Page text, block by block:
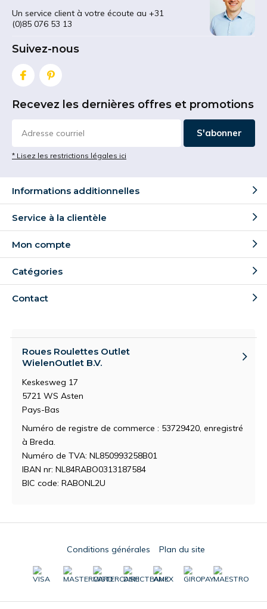
Un service client à votre écoute au +31
(0)85 076 53 13
Suivez-nous
Recevez les dernières offres et promotions
S'abonner
* Lisez les restrictions légales ici
Informations additionnelles
Service à la clientèle
Mon compte
Catégories
Contact
Roues Roulettes Outlet
WielenOutlet B.V.
Keskesweg 17
5721 WS Asten
Pays-Bas
Numéro de registre de commerce : 53729420, enregistré
à Breda.
Numéro de TVA: NL850993258B01
IBAN nr: NL84RABO0313187584
BIC code: RABONL2U
Conditions générales Plan du site